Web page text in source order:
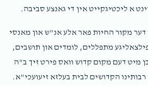
א ליכטיגקייט אין די גאנצע סביבה.
מקור החיות פאר אלע אנ"ש און מאנסי
פילצאליגע מתפללים, לומדים און תושבים,
מיט דעם מקום קדוש וואס פירט זיך ב"ה
רבותינו הקדושים לבית בעלזא זיעועכי"א.